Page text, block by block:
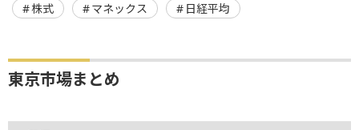
株式 マネックス 日経平均
東京市場まとめ